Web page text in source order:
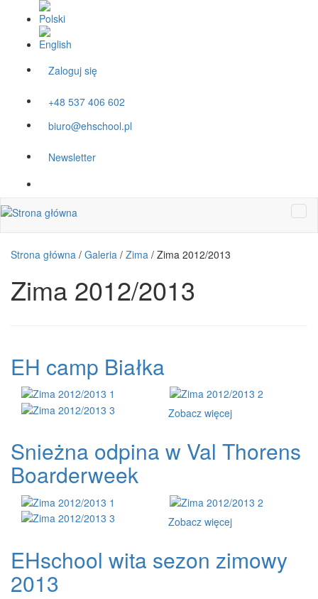
Przejdź do treści
Zaloguj się
+48 537 406 602
biuro@ehschool.pl
Newsletter
Strona główna / Galeria / Zima / Zima 2012/2013
Zima 2012/2013
EH camp Białka
Zobacz więcej
Snieżna odpina w Val Thorens
Boarderweek
Zobacz więcej
EHschool wita sezon zimowy
2013